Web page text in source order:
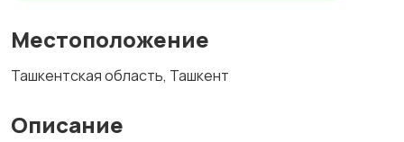
Местоположение
Ташкентская область, Ташкент
Описание